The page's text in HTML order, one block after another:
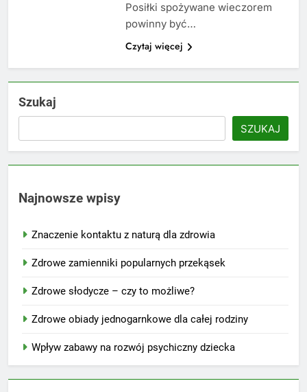
Posiłki spożywane wieczorem
powinny być…
Czytaj więcej
Szukaj
SZUKAJ
Najnowsze wpisy
Znaczenie kontaktu z naturą dla zdrowia
Zdrowe zamienniki popularnych przekąsek
Zdrowe słodycze – czy to możliwe?
Zdrowe obiady jednogarnkowe dla całej rodziny
Wpływ zabawy na rozwój psychiczny dziecka